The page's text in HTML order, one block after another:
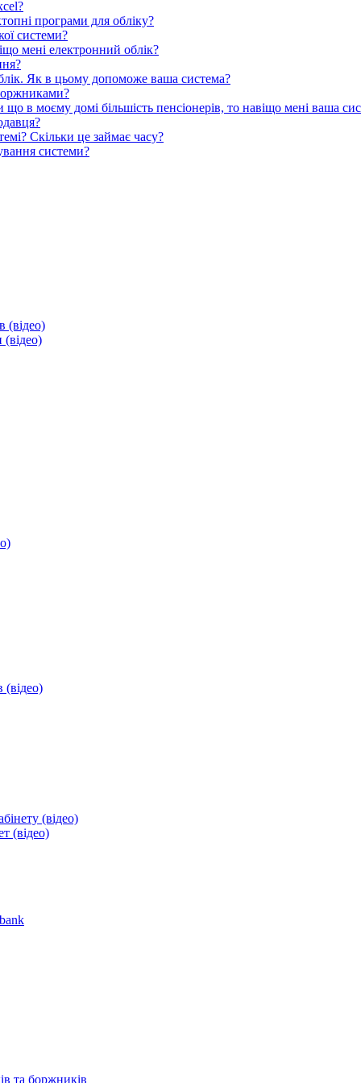
програми для обліку?
системи?
мені електронний облік?
Як в цьому допоможе ваша система?
в моєму домі більшість пенсіонерів, то навіщо мені ваша
Скільки це займає часу?
системи?
(відео)
(відео)
(відео)
(відео)
(відео)
та боржників